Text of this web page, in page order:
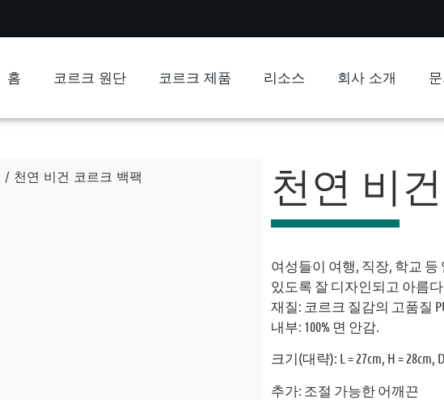
홈 코르크 원단 코르크 제품 리소스 회사 소개
/ 천연 비건 코르크 백팩 천연 비
여성들이 여행, 직장, 학교
있도록 잘 디자인되고 아름
재질: 코르크 질감의 고품질
내부: 100% 면 안감.
크기(대략): L = 27cm, H = 28cm,
추가: 조절 가능한 어깨끈